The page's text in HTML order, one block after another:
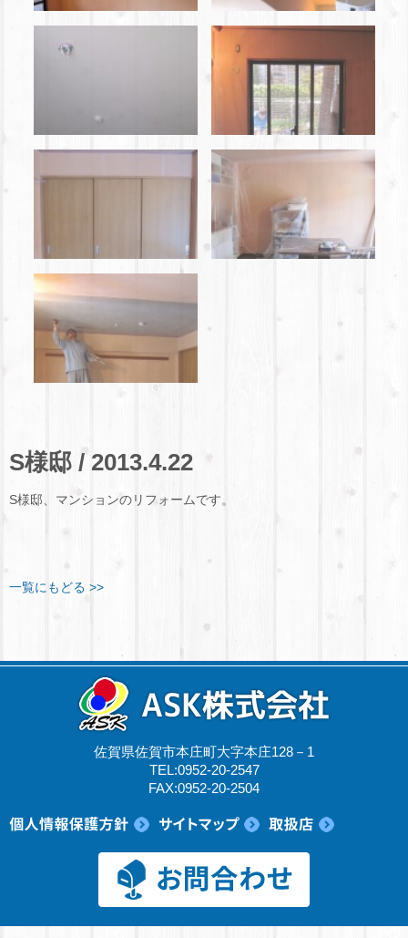
S様邸 / 2013.4.22
S様邸、マンションのリフォームです。
一覧にもどる >>
佐賀県佐賀市本庄町大字本庄128－1
TEL:0952-20-2547
FAX:0952-20-2504